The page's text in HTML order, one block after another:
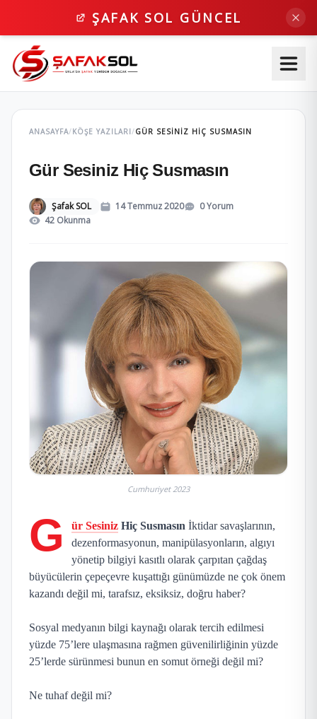
ŞAFAK SOL GÜNCEL
ANASAYFA/KÖŞE YAZILARI/GÜR SESINIZ HIÇ SUSMASIN
Gür Sesiniz Hiç Susmasın
Şafak SOL 14 Temmuz 2020
0 Yorum
42 Okunma
Cumhuriyet 2023
G ür SesinizHiç Susmasın İktidar savaşlarının,
dezenformasyonun, manipülasyonların, algıyı
yönetip bilgiyi kasıtlı olarak çarpıtan çağdaş
büyücülerin çepeçevre kuşattığı günümüzde ne çok önem
kazandı değil mi, tarafsız, eksiksiz, doğru haber?
Sosyal medyanın bilgi kaynağı olarak tercih edilmesi
yüzde 75’lere ulaşmasına rağmen güvenilirliğinin yüzde
25’lerde sürünmesi bunun en somut örneği değil mi?
Ne tuhaf değil mi?